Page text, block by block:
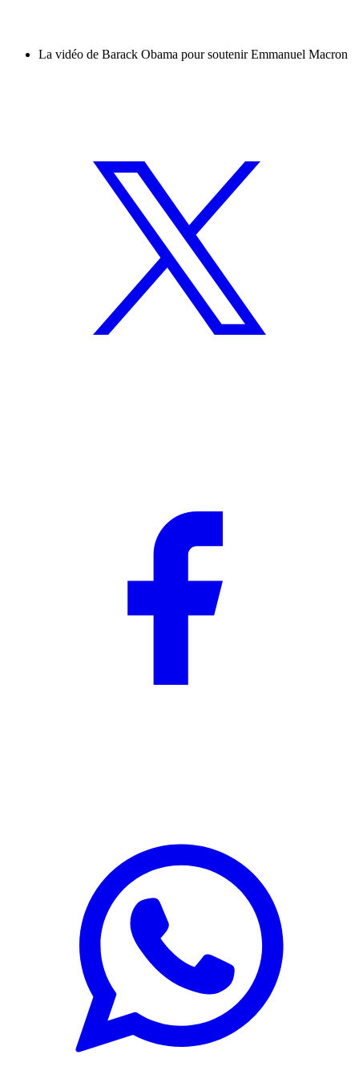
La vidéo de Barack Obama pour soutenir Emmanuel Macron